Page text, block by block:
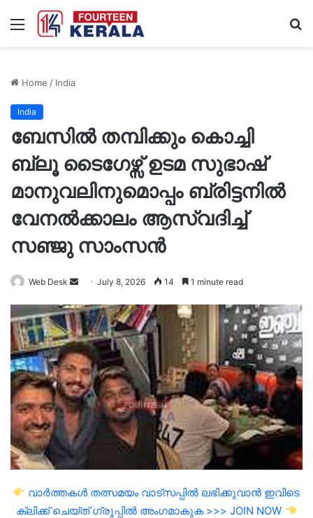
Menu
Home / India
India
ബേസിൽ തമ്പിക്കും കൊച്ചി
ബ്ലൂ ടൈഗേഴ്സ് ഉടമ സുഭാഷ്
മാനുവലിനുമൊപ്പം ബ്രിട്ടനിൽ
വേനൽക്കാലം ആസ്വദിച്ച്
സഞ്ജു സാംസൻ
Web Desk
Send
email
July 8, 2026 14 1 minute read
വാർത്തകൾ തത്സമയം വാട്സപ്പിൽ ലഭിക്കുവാൻ ഇവിടെ
ക്ലിക്ക് ചെയ്ത് ഗ്രൂപ്പിൽ അംഗമാകുക >>> JOIN NOW